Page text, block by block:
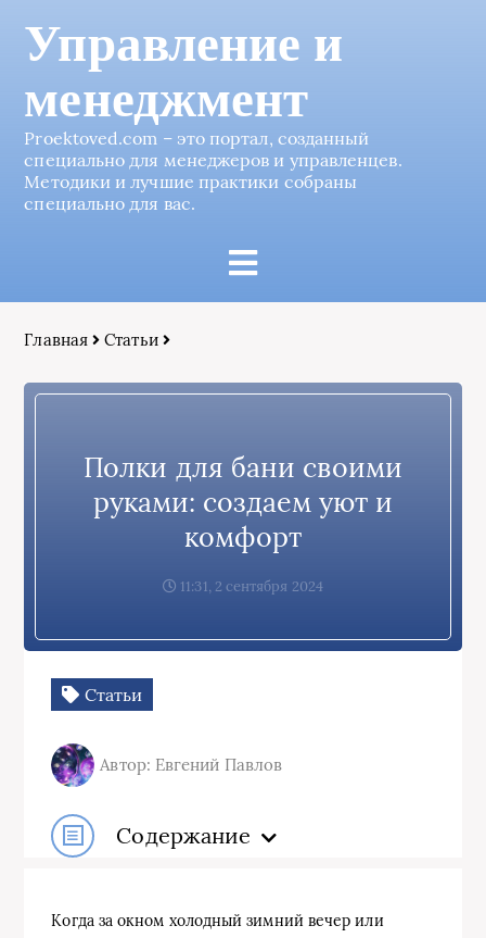
Управление и
менеджмент
Proektoved.com – это портал, созданный
специально для менеджеров и управленцев.
Методики и лучшие практики собраны
специально для вас.
Главная Статьи
Полки для бани своими
руками: создаем уют и
комфорт
11:31, 2 сентября 2024
Статьи
Автор: Евгений Павлов
Содержание
Когда за окном холодный зимний вечер или